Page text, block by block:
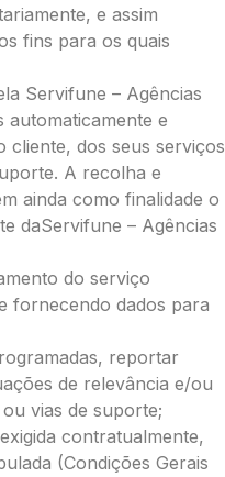
e assim
fins para os quais
Servifune – Agências
automaticamente e
cliente, dos seus serviços
A recolha e
ainda como finalidade o
daServifune – Agências
do serviço
fornecendo dados para
reportar
de relevância e/ou
vias de suporte;
contratualmente,
(Condições Gerais